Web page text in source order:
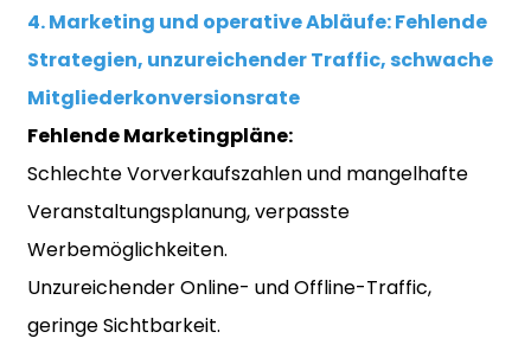
4. Marketing und operative Abläufe: Fehlende
Strategien, unzureichender Traffic, schwache
Mitgliederkonversionsrate
Fehlende Marketingpläne:
Schlechte Vorverkaufszahlen und mangelhafte
Veranstaltungsplanung, verpasste
Werbemöglichkeiten.
Unzureichender Online- und Offline-Traffic,
geringe Sichtbarkeit.